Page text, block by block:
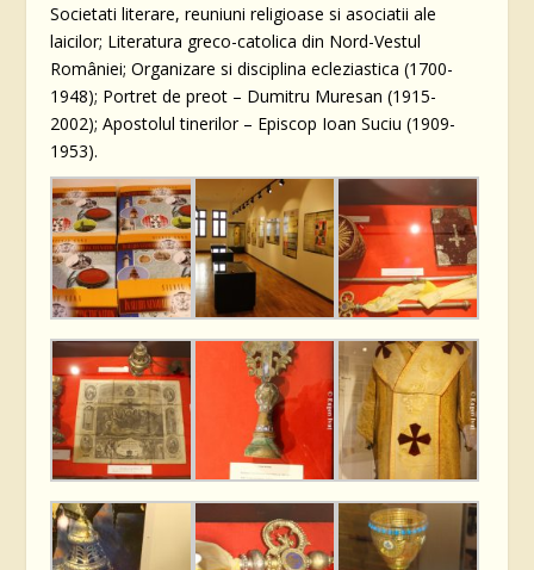
Societati literare, reuniuni religioase si asociatii ale
laicilor; Literatura greco-catolica din Nord-Vestul
României; Organizare si disciplina ecleziastica (1700-
1948); Portret de preot – Dumitru Muresan (1915-
2002); Apostolul tinerilor – Episcop Ioan Suciu (1909-
1953).